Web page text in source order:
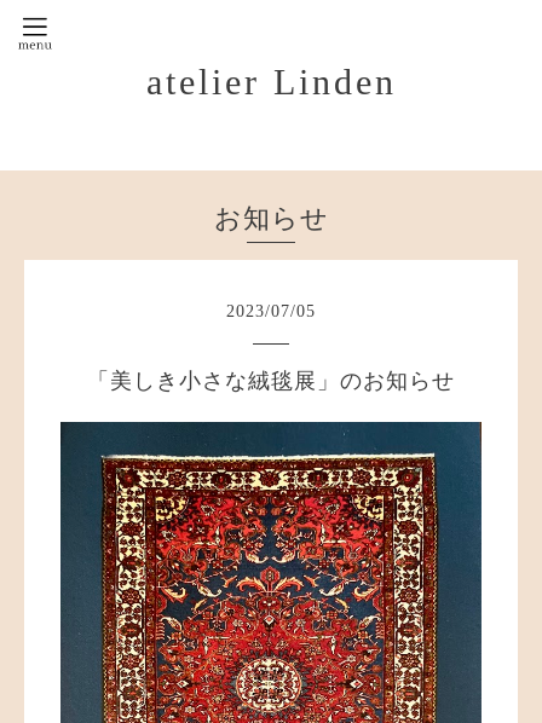
atelier Linden
お知らせ
2023/07/05
「美しき小さな絨毯展」のお知らせ